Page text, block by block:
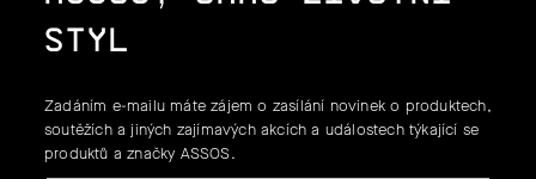
STYL
Zadáním e-mailu máte zájem o zasílání novinek o produktech,
soutěžích a jiných zajímavých akcích a událostech týkající se
produktů a značky ASSOS.